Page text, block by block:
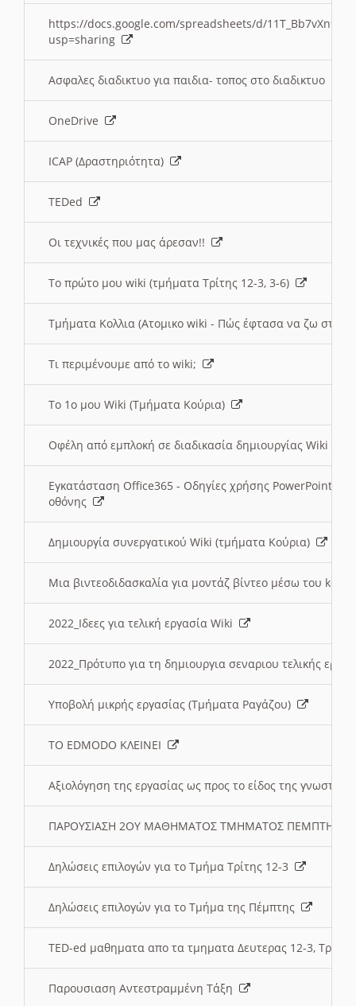
https://docs.google.com/spreadsheets/d/
usp=sharing
Ασφαλες διαδικτυο για παιδια- τοπος στο διαδικτυο
OneDrive
ICAP (Δραστηριότητα)
TEDed
Οι τεχνικές που μας άρεσαν!!
Το πρώτο μου wiki (τμήματα Τρίτης 12-3, 3-6)
Τμήματα Κολλια (Ατομικο wiki - Πώς έφτασα να ζω στην
Τι περιμένουμε από το wiki;
Το 1ο μου Wiki (Τμήματα Κούρια)
Οφέλη από εμπλοκή σε διαδικασία δημιουργίας Wiki
Εγκατάσταση Office365 - Οδηγίες χρήσης PowerPoint
οθόνης
Δημιουργία συνεργατικού Wiki (τμήματα Κούρια)
Μια βιντεοδιδασκαλία για μοντάζ βίντεο μέσω του
2022_Ιδεες για τελική εργασία Wiki
2022_Πρότυπο για τη δημιουργια σεναριου τελικής
Υποβολή μικρής εργασίας (Τμήματα Ραγάζου)
ΤΟ EDMODO ΚΛΕΙΝΕΙ
Αξιολόγηση της εργασίας ως προς το είδος της
ΠΑΡΟΥΣΙΑΣΗ 2ΟΥ ΜΑΘΗΜΑΤΟΣ ΤΜΗΜΑΤΟΣ
Δηλώσεις επιλογών για το Τμήμα Τρίτης 12-3
Δηλώσεις επιλογών για το Τμήμα της Πέμπτης
TED-ed μαθηματα απο τα τμηματα Δευτερας 12-3,
Παρουσιαση Αντεστραμμένη Τάξη